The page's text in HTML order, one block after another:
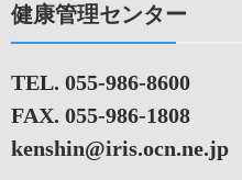
健康管理センター
TEL. 055-986-8600
FAX. 055-986-1808
kenshin@iris.ocn.ne.jp